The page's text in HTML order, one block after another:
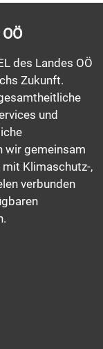
des Landes OÖ
Zukunft.
und
wir gemeinsam
Klimaschutz-,
verbunden